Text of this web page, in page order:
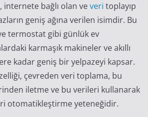
bağlı olan veveri toplayıp
geniş ağına verilen isimdir. Bu
termostat gibi günlük ev
karmaşık makineler ve akıllı
kadar geniş bir yelpazeyi kapsar.
çevreden veri toplama, bu
iletme ve bu verileri kullanarak
otomatikleştirme yeteneğidir.